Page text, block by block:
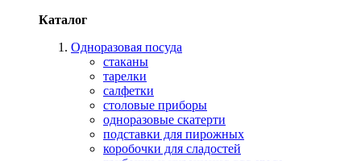
Каталог
Одноразовая посуда
стаканы
тарелки
салфетки
столовые приборы
одноразовые скатерти
подставки для пирожных
коробочки для сладостей